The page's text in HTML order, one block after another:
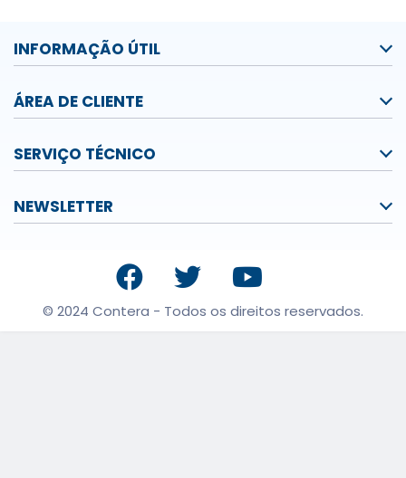
INFORMAÇÃO ÚTIL
ÁREA DE CLIENTE
SERVIÇO TÉCNICO
NEWSLETTER
© 2024 Contera - Todos os direitos reservados.